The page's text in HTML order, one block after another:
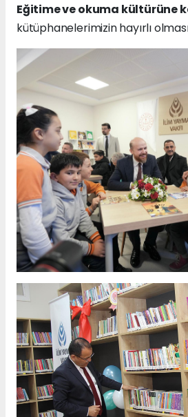
Eğitime ve okuma kültürüne
kütüphanelerimizin hayırlı